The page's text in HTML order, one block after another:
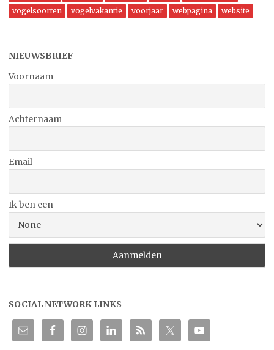
vogelsoorten
vogelvakantie voorjaar webpagina website
NIEUWSBRIEF
Voornaam
Achternaam
Email
Ik ben een
SOCIAL NETWORK LINKS